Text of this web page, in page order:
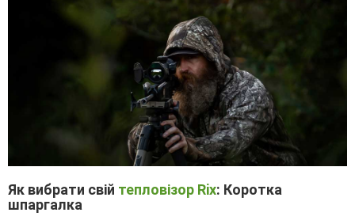
Як вибрати свій тепловізор Rix: Коротка
шпаргалка